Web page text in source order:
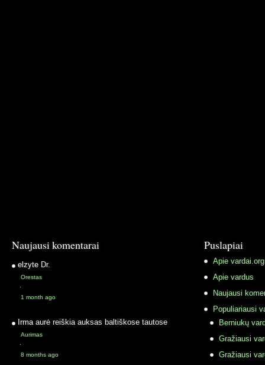
Naujausi komentarai
elzyte Dr.
Orestas
·
1 month ago
Irma aurė reiškia auksas baltiškose tautose
Aurimas
·
8 months ago
Puslapiai
Apie vardai.org
Apie vardus
Naujausi
Populiariausi
Berniukų
Gražiausi
Gražiausi